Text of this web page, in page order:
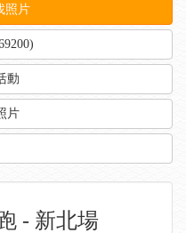
照片
動
片
- 新北場